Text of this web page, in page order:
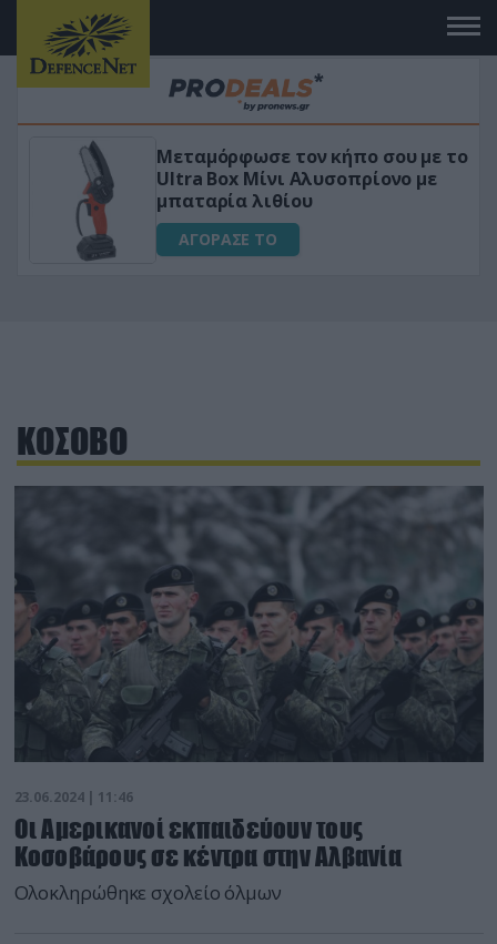
Μεταμόρφωσε τον κήπο σου με το
Ultra Box Μίνι Αλυσοπρίονο με
μπαταρία λιθίου
ΑΓΟΡΑΣΕ ΤΟ
ΚΟΣΟΒΟ
23.06.2024 | 11:46
Οι Αμερικανοί εκπαιδεύουν τους
Κοσοβάρους σε κέντρα στην Αλβανία
Ολοκληρώθηκε σχολείο όλμων